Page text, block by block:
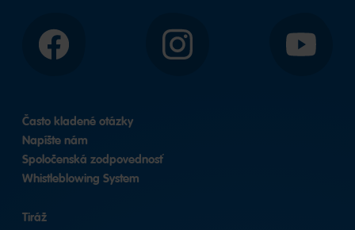
Facebook Instagram YouTube
Často kladené otázky
Napíšte nám
Spoločenská zodpovednosť
Whistleblowing System
Tiráž